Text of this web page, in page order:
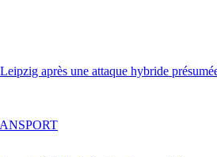
après une attaque hybride